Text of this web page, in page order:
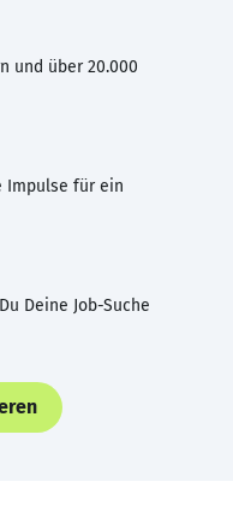
und über 20.000
Impulse für ein
Deine Job-Suche